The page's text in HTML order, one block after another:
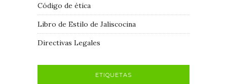
Código de ética
Libro de Estilo de Jaliscocina
Directivas Legales
ETIQUETAS